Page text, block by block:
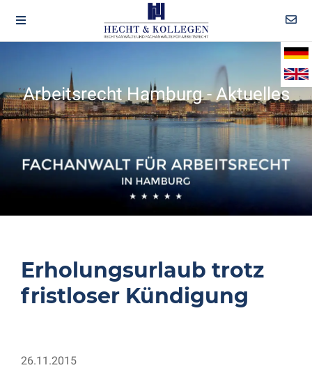
Arbeitsrecht Hamburg - Aktuelles
Erholungsurlaub trotz
fristloser Kündigung
26.11.2015